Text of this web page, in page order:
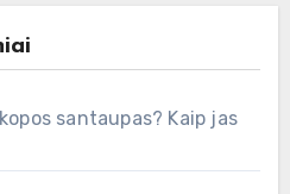
santaupas? Kaip jas